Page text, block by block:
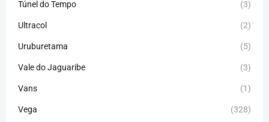
Túnel do Tempo (3)
Ultracol (2)
Uruburetama (5)
Vale do Jaguaribe (3)
Vans (1)
Vega (328)